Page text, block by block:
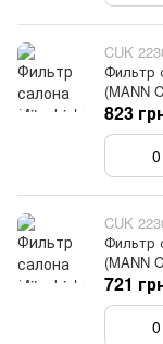
CUK
Фильтр
(MANN
823
CUK
Фильтр
(MANN
721